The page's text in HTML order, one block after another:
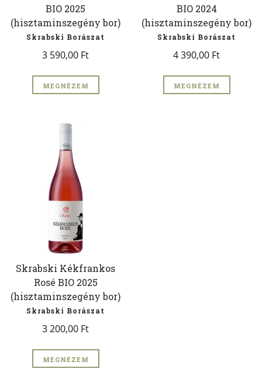
BIO 2025
(hisztaminszegény bor)
Skrabski Borászat
3 590,00 Ft
MEGNÉZEM
BIO 2024
(hisztaminszegény bor)
Skrabski Borászat
4 390,00 Ft
MEGNÉZEM
Skrabski Kékfrankos
Rosé BIO 2025
(hisztaminszegény bor)
Skrabski Borászat
3 200,00 Ft
MEGNÉZEM